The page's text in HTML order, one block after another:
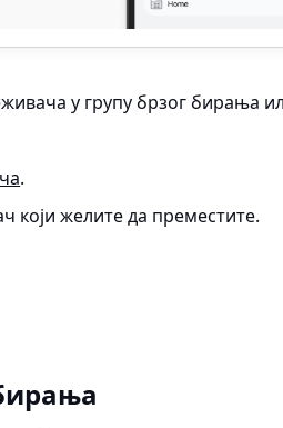
у групу брзог бирања
.
који желите да преместите.